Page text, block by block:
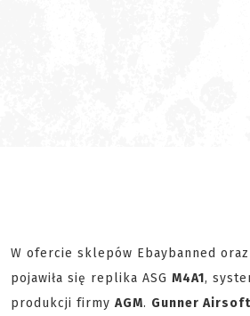
W ofercie sklepów Ebaybanned
pojawiła się replika ASG M4A1,
produkcji firmy AGM. Gunner Airsoft